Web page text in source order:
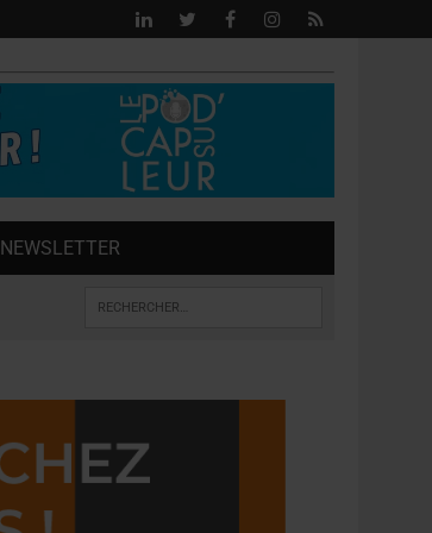
NEWSLETTER